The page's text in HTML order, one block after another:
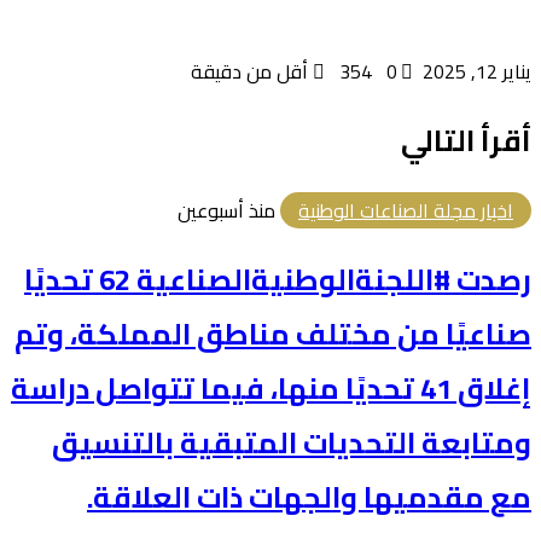
يناير 12, 2025 0 أقل من دقيقة
أقرأ التالي
اخبار مجلة الصناعات الوطنية منذ أسبوعين
رصدت #اللجنةالوطنيةالصناعية 62 تحديًا
صناعيًا من مختلف مناطق المملكة، وتم
إغلاق 41 تحديًا منها، فيما تتواصل دراسة
ومتابعة التحديات المتبقية بالتنسيق
مع مقدميها والجهات ذات العلاقة.